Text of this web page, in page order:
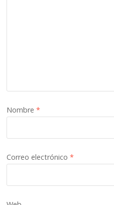
Nombre*
Correo electrónico*